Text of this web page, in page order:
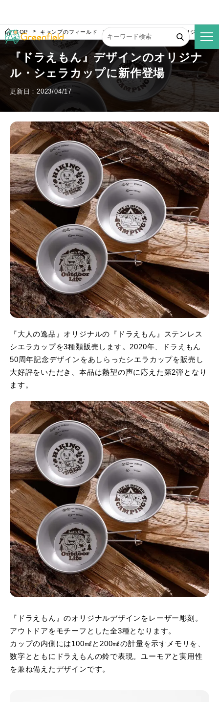
TOP キャンプのフィールド 『ドラえもん』デザインのオリジナル・
『ドラえもん』デザインのオリジナ
ル・シェラカップに新作登場
更新日：2023/04/17
『大人の逸品』オリジナルの『ドラえもん』ステンレス
シエラカップを3種類販売します。2020年、ドラえもん
50周年記念デザインをあしらったシエラカップを販売し
大好評をいただき、本品は熱望の声に応えた第2弾となり
ます。
『ドラえもん』のオリジナルデザインをレーザー彫刻。
アウトドアをモチーフとした全3種となります。
カップの内側には100㎖と200㎖の計量を示すメモリを、
数字とともにドラえもんの鈴で表現。ユーモアと実用性
を兼ね備えたデザインです。